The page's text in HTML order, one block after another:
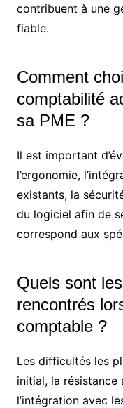
contribuent à une
fiable.
Comment
comptabilité
sa PME ?
Il est important
l’ergonomie,
existants, la
du logiciel afin de
correspond aux
Quels sont
rencontrés
comptable ?
Les difficultés les
initial, la résistance
l’intégration avec